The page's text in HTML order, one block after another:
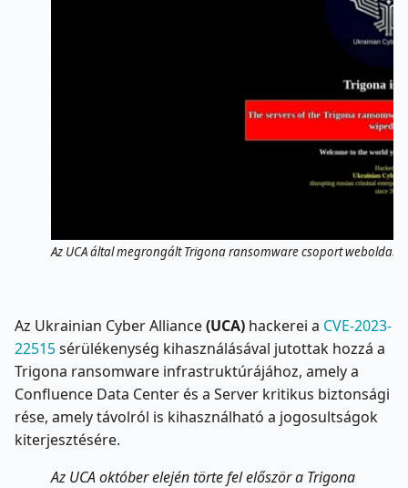
Az UCA által megrongált Trigona ransomware csoport
Az Ukrainian Cyber ​​Alliance(UCA) hackerei a CVE-2023-
22515sérülékenység kihasználásával jutottak hozzá a
Trigona ransomware infrastruktúrájához, amely a
Confluence Data Center és a Server kritikus biztonsági
rése, amely távolról is kihasználható a jogosultságok
kiterjesztésére.
Az UCA október elején törte fel először a Trigona